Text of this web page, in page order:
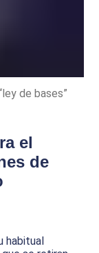
de bases”
el
de
habitual